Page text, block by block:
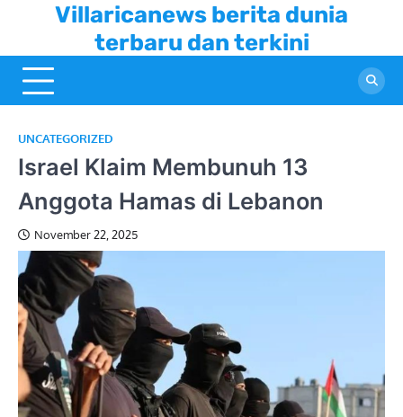
content
Villaricanews berita dunia
terbaru dan terkini
UNCATEGORIZED
Israel Klaim Membunuh 13
Anggota Hamas di Lebanon
November 22, 2025